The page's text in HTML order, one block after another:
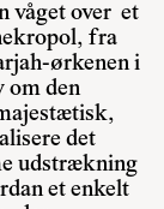
våget over et
fra
ørkenen i
om den
det
udstrækning
et enkelt